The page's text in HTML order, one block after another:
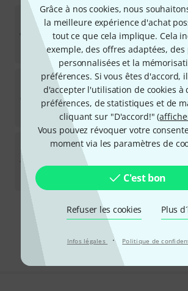
Grâce à nos cookies, nous
la meilleure expérience d'achat
tout ce que cela implique. Cela
exemple, des offres adaptées,
personnalisées et la
préférences. Si vous êtes d'accord,
d'accepter l'utilisation de cookies à
préférences, de statistiques et de
cliquant sur "D'accord!" (
Vous pouvez révoquer votre
moment via les paramètres de
C'est bon
Refuser les cookies Plus
Infos légales · Politique de
Pearl FlutesPFA 206 ESU Alto
1
Disponible immédiatement
4.998 €
Pearl FlutesPFA 206 EU Alto
Disponible immédiatement
3.998€
Altus AS-925 SE Alto Flute
Disponible dans plusieurs mois
Envoi gratuit à partir de 69 €
Les prix sont indiqués avec TVA